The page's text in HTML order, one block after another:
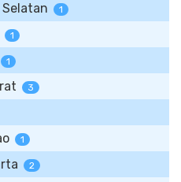
1
1
1
3
1
2